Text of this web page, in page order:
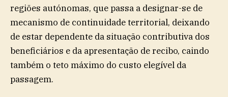
regiões autónomas, que passa a designar-se de
mecanismo de continuidade territorial, deixando
de estar dependente da situação contributiva dos
beneficiários e da apresentação de recibo, caindo
também o teto máximo do custo elegível da
passagem.